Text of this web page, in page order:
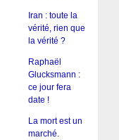
Iran : toute la
vérité, rien que
la vérité ?
Raphaël
Glucksmann :
ce jour fera
date !
La mort est un
marché.